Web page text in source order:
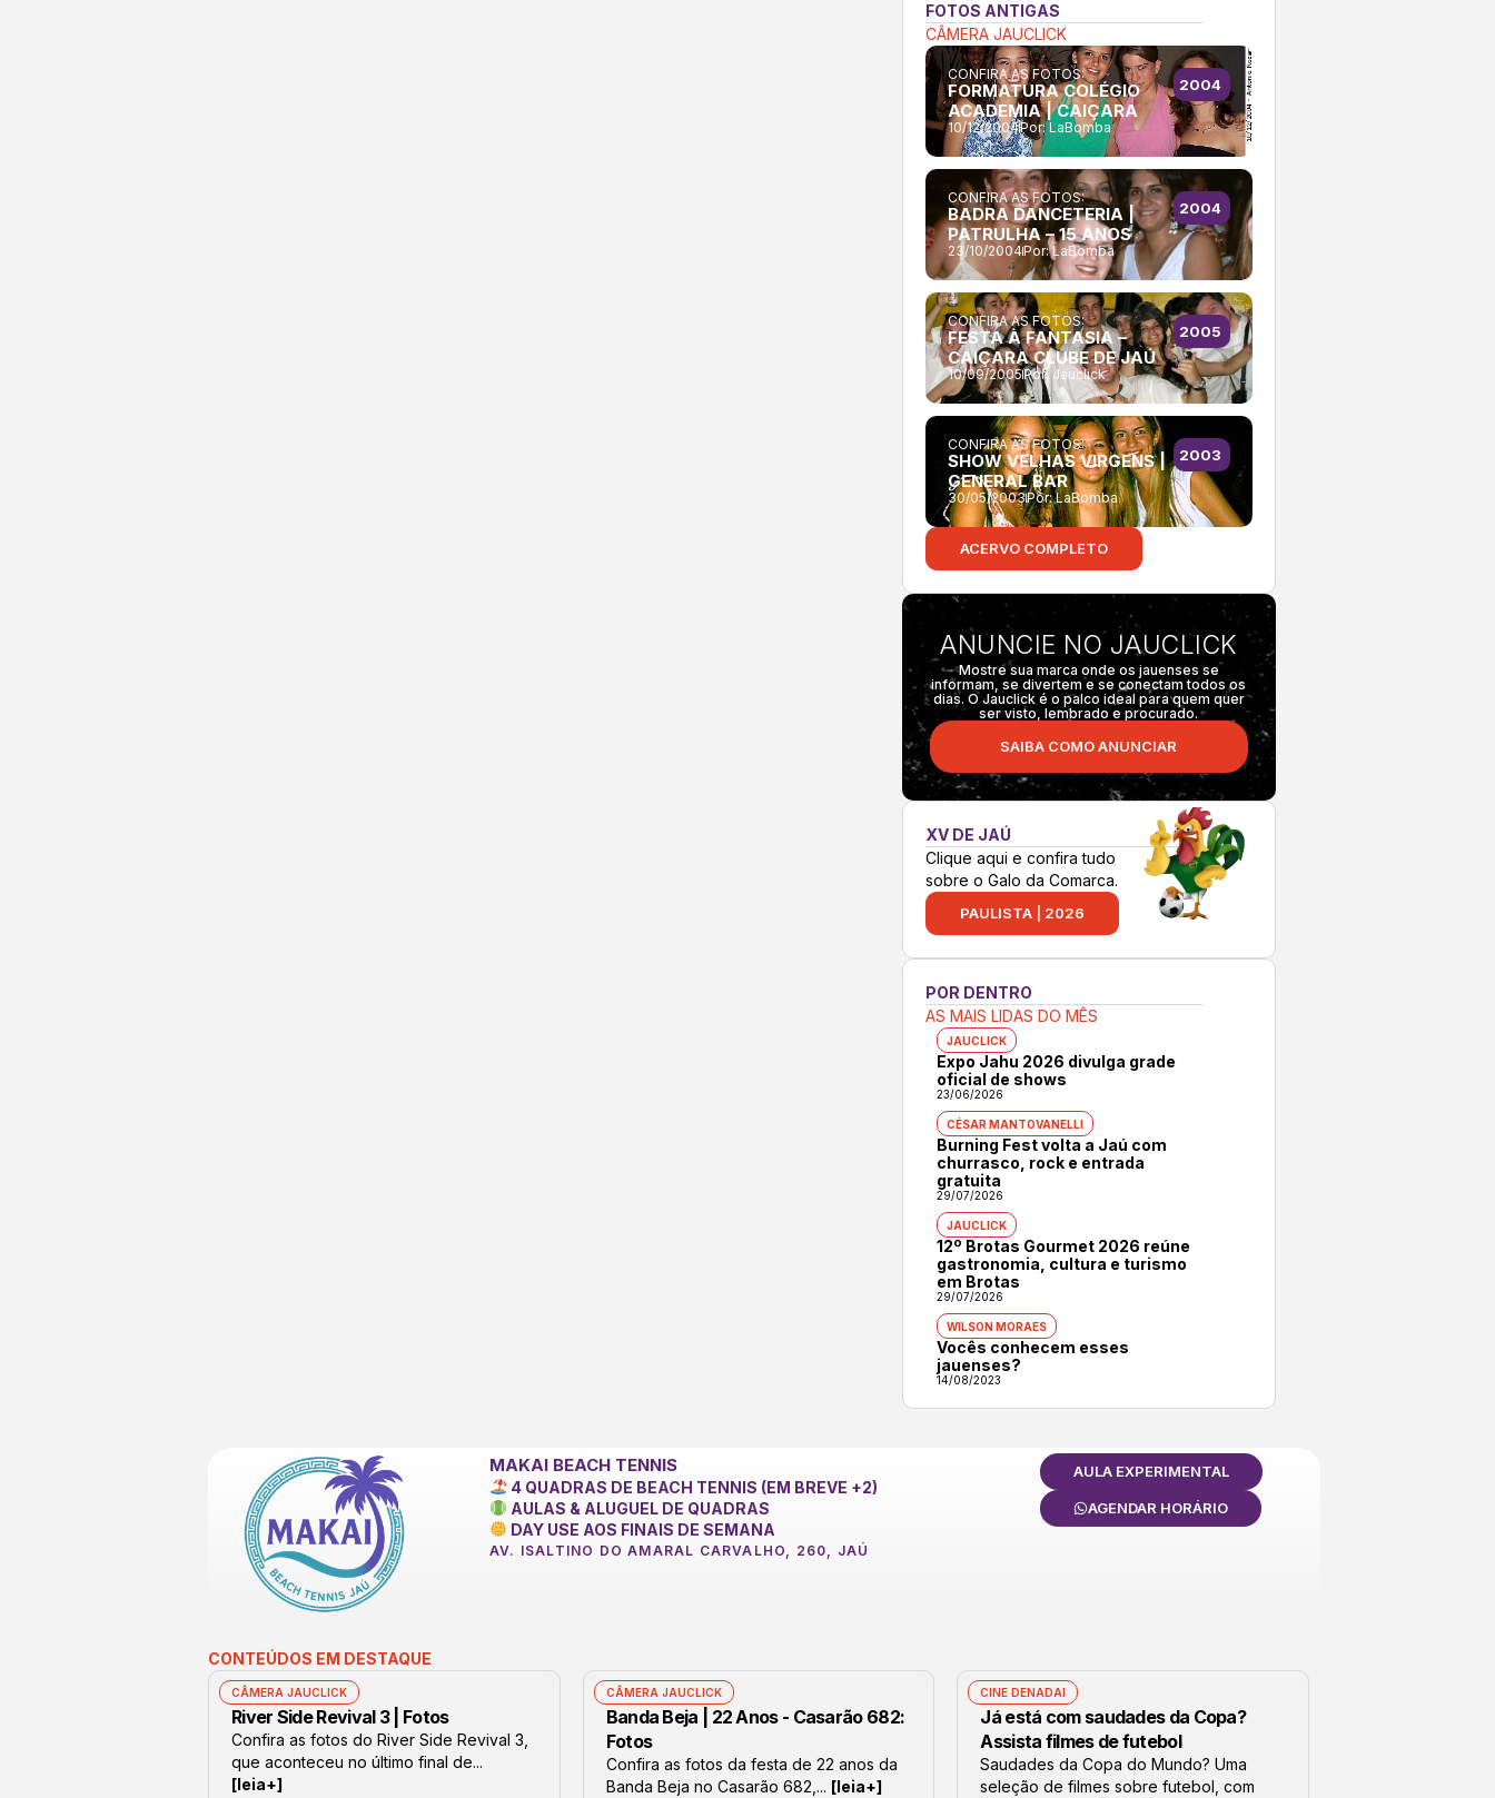
FOTOS ANTIGAS
CÂMERA JAUCLICK
CONFIRA AS FOTOS:
FORMATURA COLÉGIO
ACADEMIA | CAIÇARA
10/12/2004Por:LaBomba
2004
CONFIRA AS FOTOS:
BADRA DANCETERIA |
PATRULHA – 15 ANOS
23/10/2004Por:LaBomba
2004
CONFIRA AS FOTOS:
FESTA À FANTASIA –
CAIÇARA CLUBE DE JAÚ
10/09/2005Por: Jauclick
2005
CONFIRA AS FOTOS:
SHOW VELHAS VIRGENS |
GENERAL BAR
30/05/2003Por:LaBomba
2003
ACERVO COMPLETO
ANUNCIE NO JAUCLICK
Mostre sua marca onde os jauenses se
informam, se divertem e se conectam todos os
dias. O Jauclick é o palco ideal para quem quer
ser visto, lembrado e procurado.
SAIBA COMO ANUNCIAR
XV DE JAÚ
Clique aqui e confira tudo
sobre o Galo da Comarca.
PAULISTA | 2026
POR DENTRO
AS MAIS LIDAS DO MÊS
JAUCLICK
Expo Jahu 2026 divulga grade
oficial de shows
23/06/2026
CÉSAR MANTOVANELLI
Burning Fest volta a Jaú com
churrasco, rock e entrada
gratuita
29/07/2026
JAUCLICK
12º Brotas Gourmet 2026 reúne
gastronomia, cultura e turismo
em Brotas
29/07/2026
WILSON MORAES
Vocês conhecem esses
jauenses?
14/08/2023
MAKAI BEACH TENNIS
4 QUADRAS DE BEACH TENNIS (EM BREVE +2)
AULAS & ALUGUEL DE QUADRAS
DAY USE AOS FINAIS DE SEMANA
AV. ISALTINO DO AMARAL CARVALHO, 260, JAÚ
AULA EXPERIMENTAL
AGENDAR HORÁRIO
CONTEÚDOS EM DESTAQUE
CÂMERA JAUCLICK
River Side Revival 3 | Fotos
Confira as fotos do River Side Revival 3,
que aconteceu no último final de...
[leia+]
CÂMERA JAUCLICK
Banda Beja | 22 Anos - Casarão 682:
Fotos
Confira as fotos da festa de 22 anos da
Banda Beja no Casarão 682,... [leia+]
CINE DENADAI
Já está com saudades da Copa?
Assista filmes de futebol
Saudades da Copa do Mundo? Uma
seleção de filmes sobre futebol, com